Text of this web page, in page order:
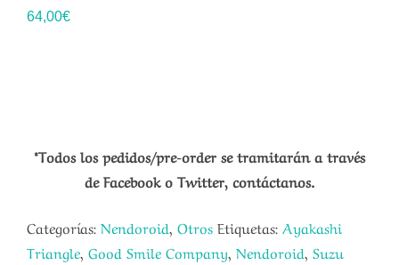
64,00€
*Todos los pedidos/pre-order se tramitarán a través
de Facebook o Twitter, contáctanos.
Categorías: Nendoroid, Otros Etiquetas: Ayakashi
Triangle, Good Smile Company, Nendoroid, Suzu